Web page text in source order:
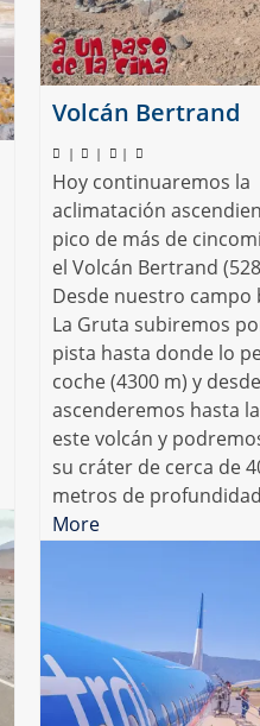
Volcán Bertrand
| | |
Hoy continuaremos la
aclimatación
pico de más de
el Volcán Bertrand
Desde nuestro campo
La Gruta subiremos
pista hasta donde lo
coche (4300 m) y
ascenderemos hasta
este volcán y
su cráter de cerca de
metros de
More